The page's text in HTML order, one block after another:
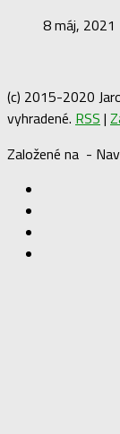
8 máj, 2021
(c) 2015-2020
vyhradené. RSS |
Založené na -